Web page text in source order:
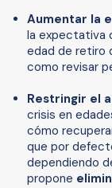
Aumentar la
la expectativa
edad de retiro
como revisar
Restringir el
crisis en
cómo
que por
dependiendo
propone